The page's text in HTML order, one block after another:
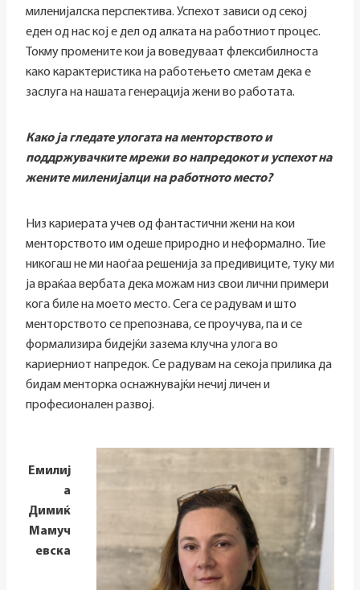
миленијалска перспектива. Успехот зависи од секој
еден од нас кој е дел од алката на работниот процес.
Токму промените кои ја воведуваат флексибилноста
како карактеристика на работењето сметам дека е
заслуга на нашата генерација жени во работата.
Како ја гледате улогата на менторството и
поддржувачките мрежи во напредокот и успехот на
жените миленијалци на работното место?
Низ кариерата учев од фантастични жени на кои
менторството им одеше природно и неформално. Тие
никогаш не ми наоѓаа решенија за предивиците, туку ми
ја враќаа вербата дека можам низ свои лични примери
кога биле на моето место. Сега се радувам и што
менторството се препознава, се проучува, па и се
формализира бидејќи зазема клучна улога во
кариерниот напредок. Се радувам на секоја прилика да
бидам менторка оснажнувајќи нечиј личен и
професионален развој.
Емилиј
а
Димиќ
Мамуч
евска